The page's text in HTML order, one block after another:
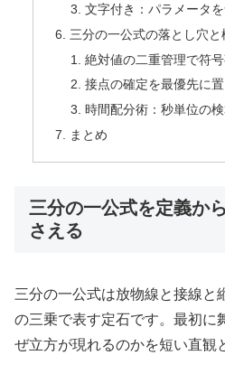
文字付き：パラメータ
三分の一公式の落とし穴と
絶対値の二重管理で符
接点の確定を最優先に置
時間配分術：秒単位の
まとめ
三分の一公式を定義か
さえる
三分の一公式は放物線と接線と
の三乗で表す定石です。最初に
ぜ立方が現れるのかを短い直観